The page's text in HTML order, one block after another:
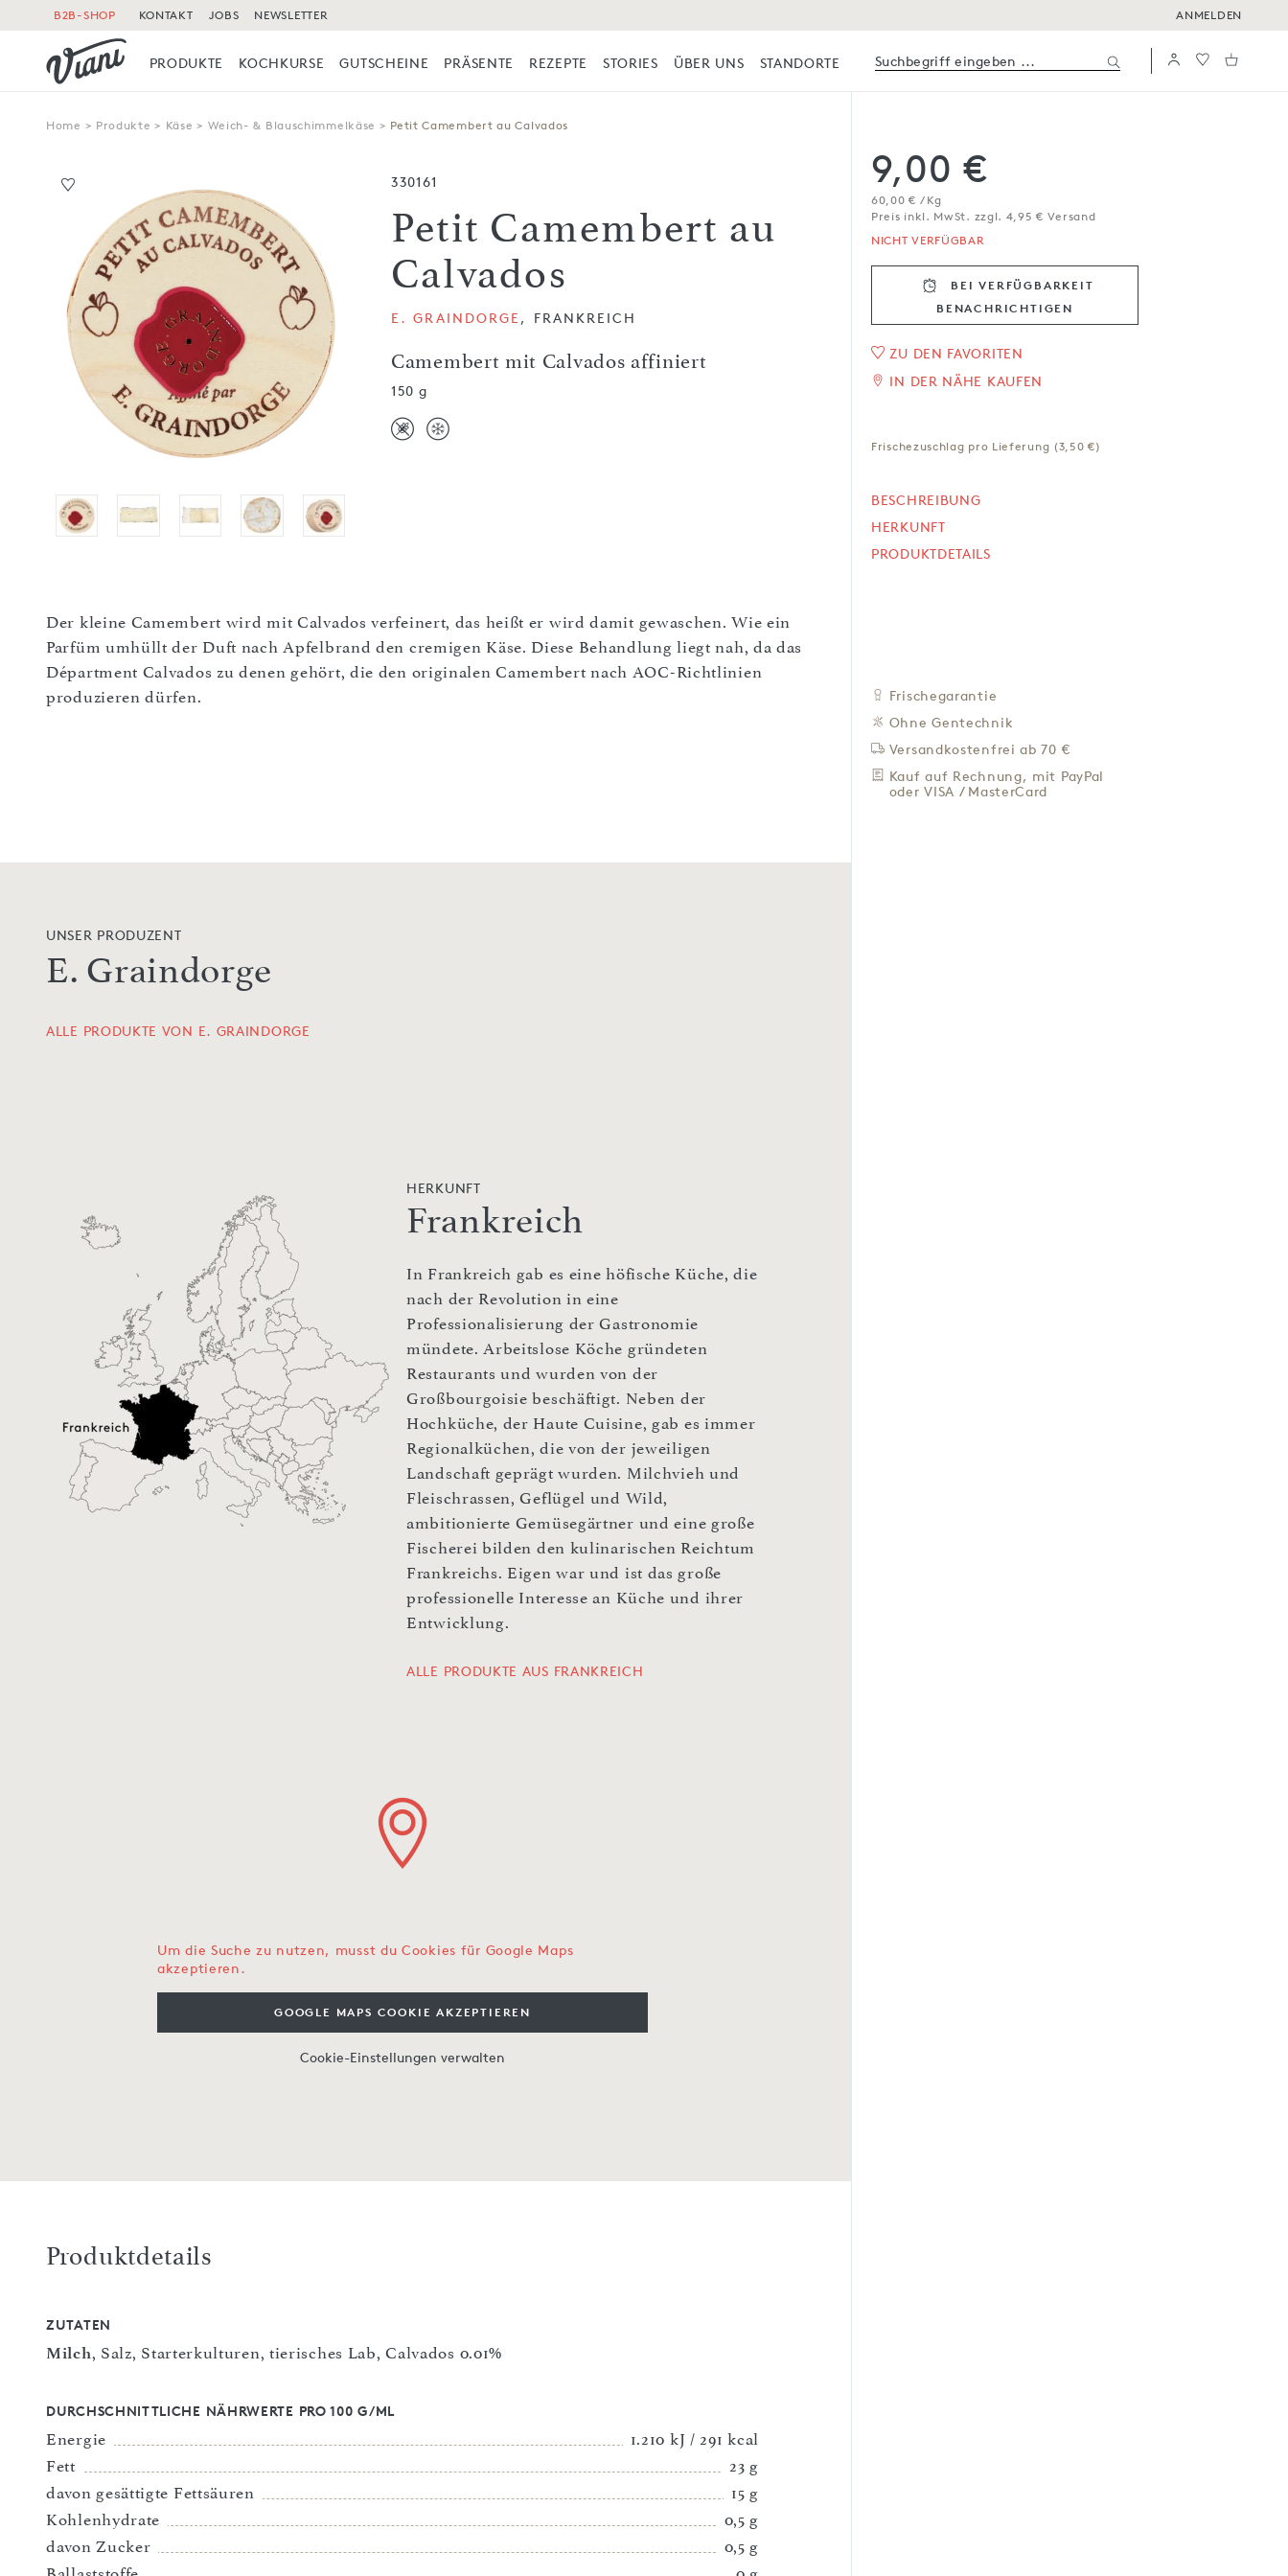
B2B-SHOP KONTAKT JOBS NEWSLETTER ANMELDEN
PRODUKTE KOCHKURSE GUTSCHEINE PRÄSENTE REZEPTE STORIES ÜBER UNS STANDORTE
Home > Produkte > Käse > Weich- & Blauschimmelkäse > Petit Camembert au Calvados
Petit Camembert au
NICHT VERFÜGBAR
9,00 €
60,00 € / Kg
IN DER NÄHE KAUFEN
BESCHREIBUNG
HERKUNFT
PRODUKTDETAILS
330161
Petit Camembert au
Calvados
Camembert mit Calvados affiniert
E. GRAINDORGE , FRANKREICH
150 g
NICHT VERFÜGBAR
9,00 €
60,00 € / Kg
Preis inkl. MwSt. zzgl. 4,95 € Versand
BEI VERFÜGBARKEIT
BENACHRICH­TIGEN
ZU DEN FAVORITEN
IN DER NÄHE KAUFEN
Frischezuschlag pro Lieferung (3,50 €)
BESCHREIBUNG
HERKUNFT
PRODUKTDETAILS
Frischegarantie
Ohne Gentechnik
Versandkostenfrei ab 70 €
Kauf auf Rechnung, mit PayPal
oder VISA / MasterCard
Der kleine Camembert wird mit Calvados verfeinert, das heißt er wird damit gewaschen. Wie ein
Parfüm umhüllt der Duft nach Apfelbrand den cremigen Käse. Diese Behandlung liegt nah, da das
Départment Calvados zu denen gehört, die den originalen Camembert nach AOC-Richtlinien
produzieren dürfen.
UNSER PRODUZENT
E. Graindorge
ALLE PRODUKTE VON E. GRAINDORGE
HERKUNFT
Frankreich
In Frankreich gab es eine höfische Küche, die
nach der Revolution in eine
Professionalisierung der Gastronomie
mündete. Arbeitslose Köche gründeten
Restaurants und wurden von der
Großbourgoisie beschäftigt. Neben der
Hochküche, der Haute Cuisine, gab es immer
Regionalküchen, die von der jeweiligen
Landschaft geprägt wurden. Milchvieh und
Fleischrassen, Geflügel und Wild,
ambitionierte Gemüsegärtner und eine große
Fischerei bilden den kulinarischen Reichtum
Frankreichs. Eigen war und ist das große
professionelle Interesse an Küche und ihrer
Entwicklung.
ALLE PRODUKTE AUS FRANKREICH
Um die Suche zu nutzen, musst du Cookies für Google Maps
akzeptieren.
GOOGLE MAPS COOKIE AKZEPTIEREN
Cookie-Einstellungen verwalten
Produktdetails
ZUTATEN
Milch, Salz, Starterkulturen, tierisches Lab, Calvados 0.01%
DURCHSCHNITTLICHE NÄHRWERTE PRO 100 G/ML
Energie
1.210 kJ / 291 kcal
Fett
23 g
davon gesättigte Fettsäuren
15 g
Kohlenhydrate
0,5 g
davon Zucker
0,5 g